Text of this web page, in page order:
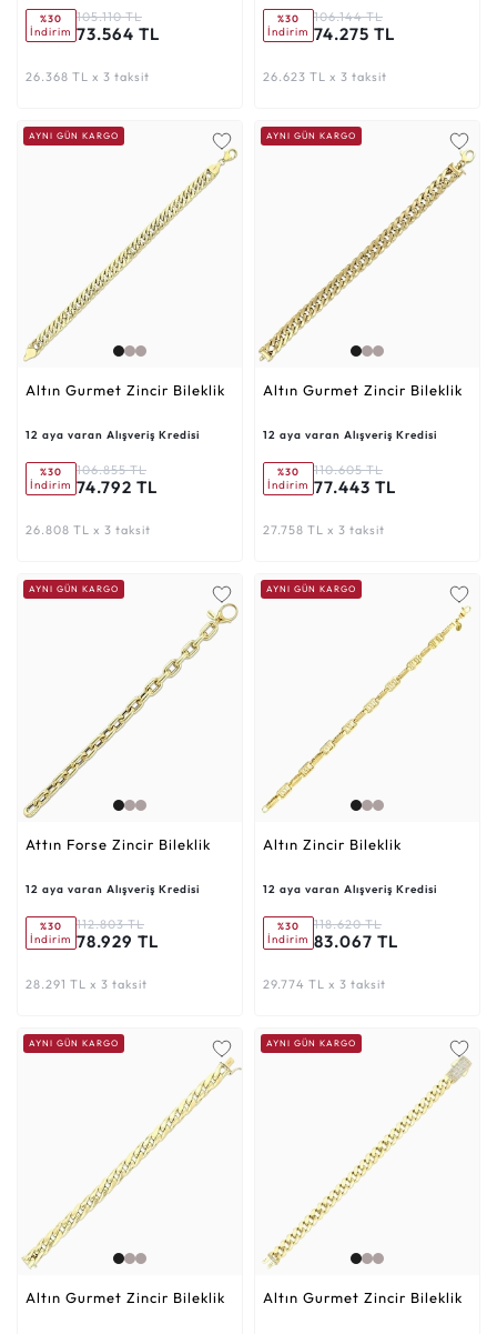
%30
İndirim
105.110 TL
73.564 TL
26.368 TL x 3 taksit
%30
İndirim
106.144 TL
74.275 TL
26.623 TL x 3 taksit
AYNI GÜN KARGO
Altın Gurmet Zincir Bileklik
12 aya varan Alışveriş Kredisi
%30
İndirim
106.855 TL
74.792 TL
26.808 TL x 3 taksit
AYNI GÜN KARGO
Altın Gurmet Zincir Bileklik
12 aya varan Alışveriş Kredisi
%30
İndirim
110.605 TL
77.443 TL
27.758 TL x 3 taksit
AYNI GÜN KARGO
Attın Forse Zincir Bileklik
12 aya varan Alışveriş Kredisi
%30
İndirim
112.803 TL
78.929 TL
28.291 TL x 3 taksit
AYNI GÜN KARGO
Altın Zincir Bileklik
12 aya varan Alışveriş Kredisi
%30
İndirim
118.620 TL
83.067 TL
29.774 TL x 3 taksit
AYNI GÜN KARGO
Altın Gurmet Zincir Bileklik
AYNI GÜN KARGO
Altın Gurmet Zincir Bileklik